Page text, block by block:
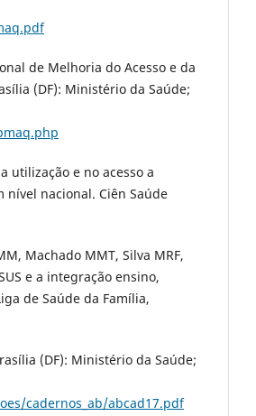
de Melhoria do Acesso e da
(DF): Ministério da Saúde;
utilização e no acesso a
nível nacional. Ciên Saúde
Machado MMT, Silva MRF,
e a integração ensino,
de Saúde da Família,
(DF): Ministério da Saúde;
cadernos_ab/abcad17.pdf